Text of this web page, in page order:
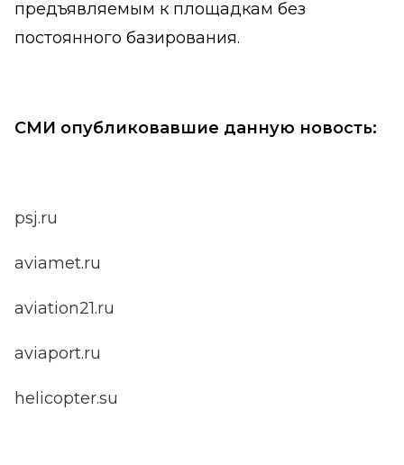
предъявляемым к площадкам без
постоянного базирования.
СМИ опубликовавшие данную новость:
psj.ru
aviamet.ru
aviation21.ru
aviaport.ru
helicopter.su